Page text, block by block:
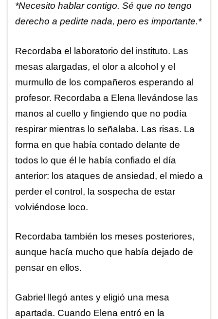
*Necesito hablar contigo. Sé que no tengo
derecho a pedirte nada, pero es importante.*
Recordaba el laboratorio del instituto. Las
mesas alargadas, el olor a alcohol y el
murmullo de los compañeros esperando al
profesor. Recordaba a Elena llevándose las
manos al cuello y fingiendo que no podía
respirar mientras lo señalaba. Las risas. La
forma en que había contado delante de
todos lo que él le había confiado el día
anterior: los ataques de ansiedad, el miedo a
perder el control, la sospecha de estar
volviéndose loco.
Recordaba también los meses posteriores,
aunque hacía mucho que había dejado de
pensar en ellos.
Gabriel llegó antes y eligió una mesa
apartada. Cuando Elena entró en la